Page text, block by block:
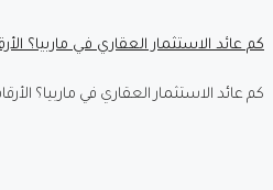
كم عائد الاستثمار العقاري في ماربيا؟
كم عائد الاستثمار العقاري في ماربيا؟ الأرقام